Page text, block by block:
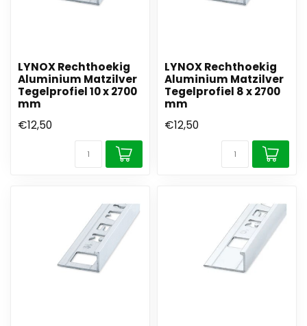
LYNOX Rechthoekig
Aluminium Matzilver
Tegelprofiel 10 x 2700
mm
€12,50
LYNOX Rechthoekig
Aluminium Matzilver
Tegelprofiel 8 x 2700
mm
€12,50